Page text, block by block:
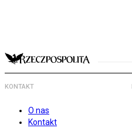
KONTAKT
O nas
Kontakt